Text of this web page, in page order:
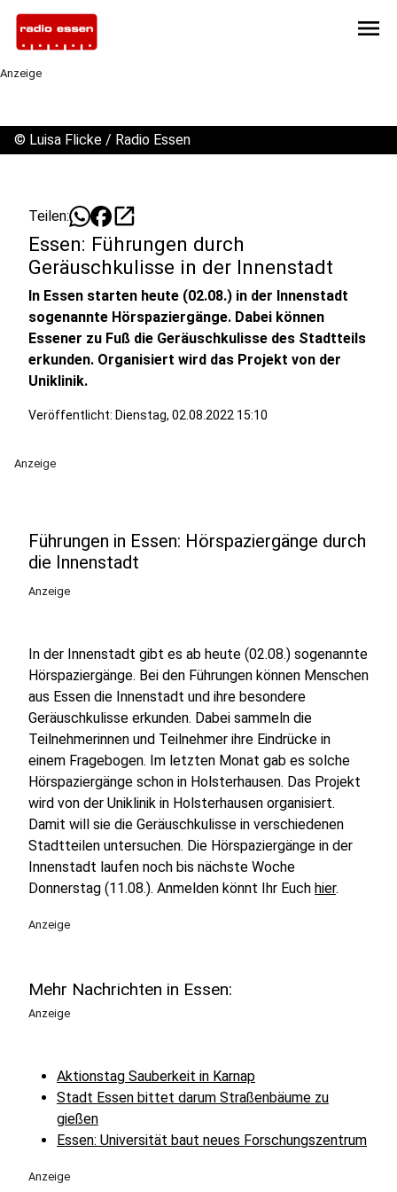
menu
Anzeige
© Luisa Flicke / Radio Essen
Teilen: open_in_new
Essen: Führungen durch
Geräuschkulisse in der Innenstadt
In Essen starten heute (02.08.) in der Innenstadt
sogenannte Hörspaziergänge. Dabei können
Essener zu Fuß die Geräuschkulisse des Stadtteils
erkunden. Organisiert wird das Projekt von der
Uniklinik.
Veröffentlicht: Dienstag, 02.08.2022 15:10
Anzeige
Führungen in Essen: Hörspaziergänge durch
die Innenstadt
Anzeige
In der Innenstadt gibt es ab heute (02.08.) sogenannte
Hörspaziergänge. Bei den Führungen können Menschen
aus Essen die Innenstadt und ihre besondere
Geräuschkulisse erkunden. Dabei sammeln die
Teilnehmerinnen und Teilnehmer ihre Eindrücke in
einem Fragebogen. Im letzten Monat gab es solche
Hörspaziergänge schon in Holsterhausen. Das Projekt
wird von der Uniklinik in Holsterhausen organisiert.
Damit will sie die Geräuschkulisse in verschiedenen
Stadtteilen untersuchen. Die Hörspaziergänge in der
Innenstadt laufen noch bis nächste Woche
Donnerstag (11.08.). Anmelden könnt Ihr Euch hier.
Anzeige
Mehr Nachrichten in Essen:
Anzeige
Aktionstag Sauberkeit in Karnap
Stadt Essen bittet darum Straßenbäume zu
gießen
Essen: Universität baut neues Forschungszentrum
Anzeige